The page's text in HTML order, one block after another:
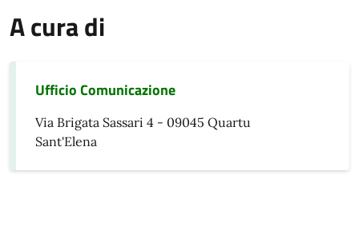
A cura di
Ufficio Comunicazione
Via Brigata Sassari 4 - 09045 Quartu
Sant'Elena